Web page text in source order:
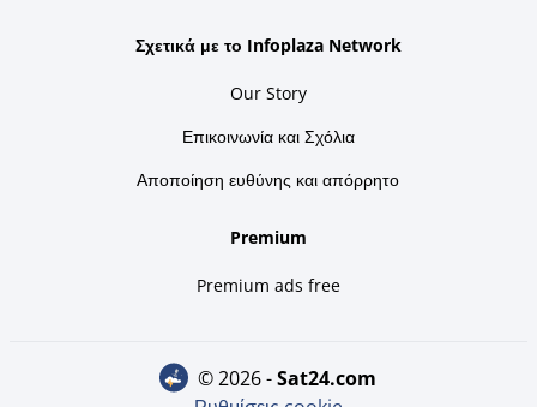
Σχετικά με το Infoplaza Network
Our Story
Επικοινωνία και Σχόλια
Αποποίηση ευθύνης και απόρρητο
Premium
Premium ads free
© 2026 - sat24.com